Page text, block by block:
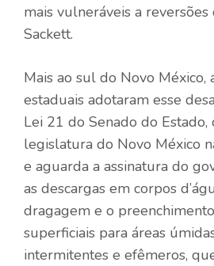
mais vulneráveis ​​a reversões
Sackett.
Mais ao sul do Novo México,
estaduais adotaram esse
Lei 21 do Senado do
legislatura do Novo México
e aguarda a assinatura do
as descargas em corpos
dragagem e o
superficiais para áreas
intermitentes e efêmeros,